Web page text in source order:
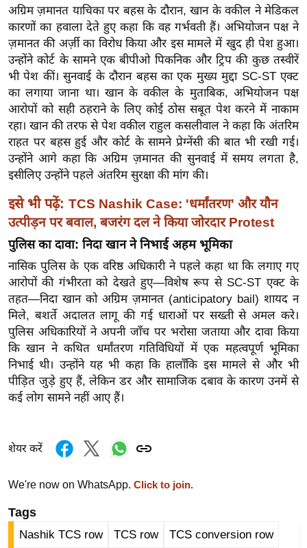
-
पे
प
र
मि
सा
ल
बे
मि
ल
श
ख्सि
य
त
यं
ग
इं
डि
या
सा
ज
त
ऑ
टो
व
अग्रिम ज़मानत याचिका पर बहस के दौरान, खान के वकील ने मेडिकल
कारणों का हवाला देते हुए कहा कि वह गर्भवती हैं। अभियोजन पक्ष ने
ज़मानत की अर्ज़ी का विरोध किया और इस मामले में खुद ही पेश हुआ।
उन्होंने कोर्ट के सामने एक बीपीओ पिकनिक और ट्रिप की कुछ तस्वीरें
भी पेश कीं। सुनवाई के दौरान बहस का एक मुख्य मुद्दा SC-ST एक्ट
का लगाया जाना था। खान के वकील के मुताबिक, अभियोजन पक्ष
आरोपों को सही ठहराने के लिए कोई ठोस सबूत पेश करने में नाकाम
रहा। खान की तरफ से पेश वकील राहुल कसलीवाल ने कहा कि अंतरिम
राहत पर बहस हुई और कोर्ट के सामने प्रेग्नेंसी की बात भी रखी गई।
उन्होंने आगे कहा कि अग्रिम ज़मानत की सुनवाई में समय लगता है,
इसीलिए उन्होंने पहले अंतरिम सुरक्षा की मांग की।
इसे भी पढ़ें: TCS Nashik Case: 'धर्मांतरण' और यौन
उत्पीड़न पर बवाल, बजरंग दल ने किया जोरदार Protest
पुलिस का दावा: निदा खान ने निभाई अहम भूमिका
नासिक पुलिस के एक वरिष्ठ अधिकारी ने पहले कहा था कि लगाए गए
आरोपों की गंभीरता को देखते हुए—विशेष रूप से SC-ST एक्ट के
तहत—निदा खान को अग्रिम ज़मानत (anticipatory bail) शायद न
मिले, बशर्ते अदालत लागू की गई धाराओं पर सख्ती से अमल करे।
पुलिस अधिकारियों ने अपनी जाँच पर भरोसा जताया और दावा किया
कि खान ने कथित धर्मांतरण गतिविधियों में एक महत्वपूर्ण भूमिका
निभाई थी। उन्होंने यह भी कहा कि हालाँकि इस मामले से और भी
पीड़ित जुड़े हुए हैं, लेकिन डर और सामाजिक दबाव के कारण उनमें से
कई लोग सामने नहीं आए हैं।
शेयर करें
We're now on WhatsApp. Click to join.
Tags
Nashik TCS row TCS row TCS conversion row